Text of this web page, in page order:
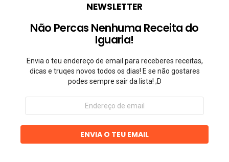
NEWSLETTER
Não Percas Nenhuma Receita do
Iguaria!
Envia o teu endereço de email para receberes receitas,
dicas e truqes novos todos os dias! E se não gostares
podes sempre sair da lista! ;D
Endereço
email
ENVIA O TEU EMAIL